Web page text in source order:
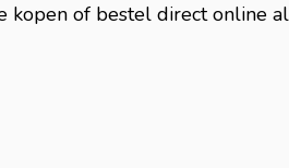
kopen of bestel direct online